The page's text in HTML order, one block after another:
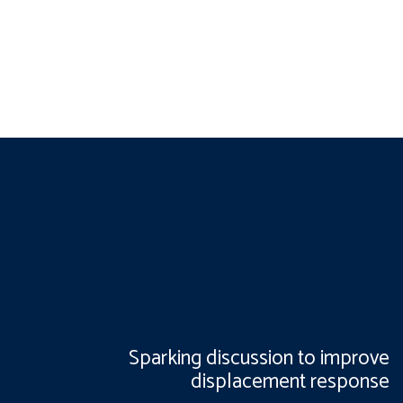
Sparking discussion to improve
displacement response